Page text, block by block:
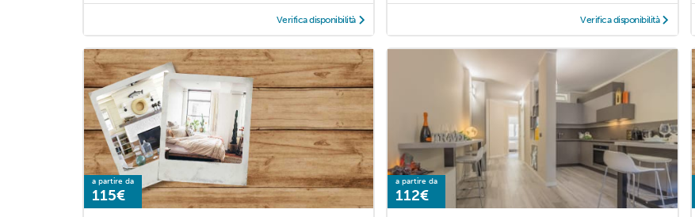
Verifica disponibilità Verifica disponibilità
a partire da
115€
a partire da
112€